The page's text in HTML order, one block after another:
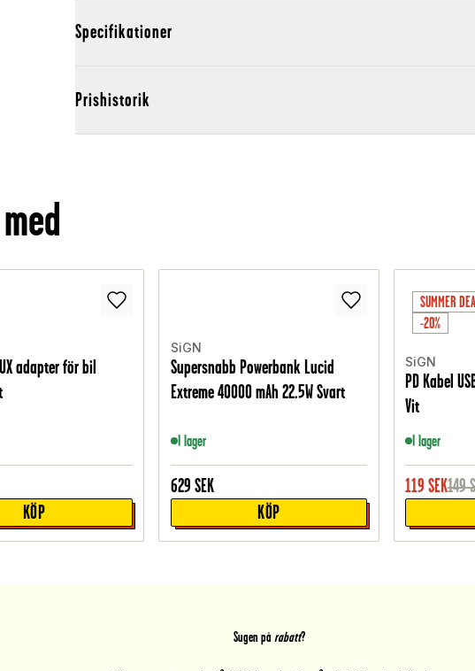
Specifikationer
Prishistorik
adapter för bil
KÖP
SiGN
Supersnabb Powerbank Lucid
Extreme 40000 mAh 22.5W Svart
I lager
629 SEK
KÖP
SUMMER
-20%
SiGN
PD Kabel
Vit
I lager
119 SEK149
Sugen på rabatt?